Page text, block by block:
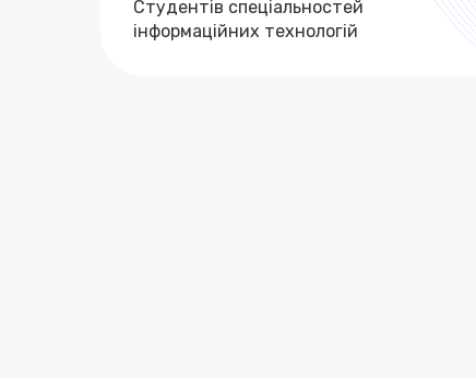
Студентів спеціальностей
інформаційних технологій